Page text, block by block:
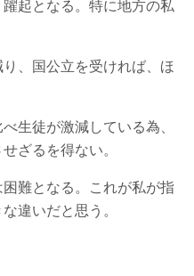
起となる。特に地方の私
、国公立を受ければ、ほ
生徒が激減している為、
ざるを得ない。
難となる。これが私が指
違いだと思う。